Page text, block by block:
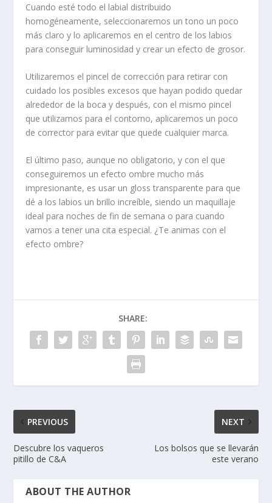
Cuando esté todo el labial distribuido
homogéneamente, seleccionaremos un tono un poco
más claro y lo aplicaremos en el centro de los labios
para conseguir luminosidad y crear un efecto de grosor.
Utilizaremos el pincel de corrección para retirar con
cuidado los posibles excesos que hayan podido quedar
alrededor de la boca y después, con el mismo pincel
que utilizamos para el contorno, aplicaremos un poco
de corrector para evitar que quede cualquier marca.
El último paso, aunque no obligatorio, y con el que
conseguiremos un efecto ombre mucho más
impresionante, es usar un gloss transparente para que
dé a los labios un brillo increíble, siendo un maquillaje
ideal para noches de fin de semana o para cuando
vamos a tener una cita especial. ¿Te animas con el
efecto ombre?
SHARE:
PREVIOUS
Descubre los vaqueros
pitillo de C&A
NEXT
Los bolsos que se llevarán
este verano
ABOUT THE AUTHOR